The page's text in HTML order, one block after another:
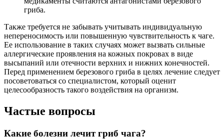
гриба.
Также требуется не забывать учитывать индивидуальную
непереносимость или повышенную чувствительность к чаге.
Ее использование в таких случаях может вызвать сильные
аллергические проявления на кожных покровах в виде
высыпаний или отечности верхних и нижних конечностей.
Перед применением березового гриба в целях лечение следует
посоветоваться со специалистом, который оценит
целесообразность такого воздействия на организм.
Частые вопросы
Какие болезни лечит гриб чага?